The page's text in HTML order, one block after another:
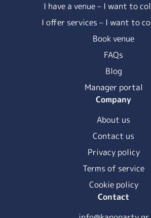
I have a venue – I want to
I offer services – I want to
Book venue
FAQs
Blog
Manager portal
Company
About us
Contact us
Privacy policy
Terms of service
Cookie policy
Contact